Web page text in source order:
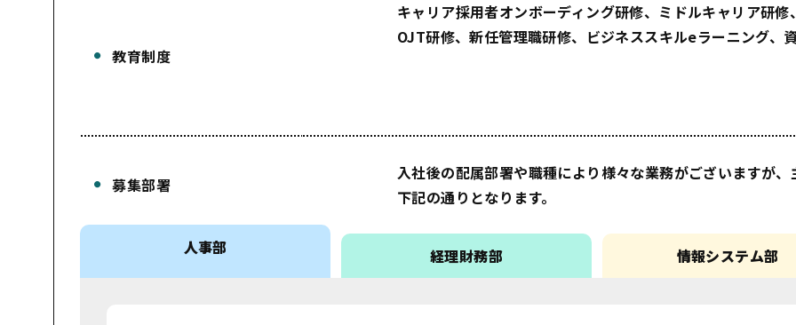
教育制度
キャリア採用者オンボーディング研修、ミドルキャリア研修
OJT研修、新任管理職研修、ビジネススキルeラーニング、
募集部署
入社後の配属部署や職種により様々な業務がございますが
下記の通りとなります。
人事部 経理財務部 情報システム部